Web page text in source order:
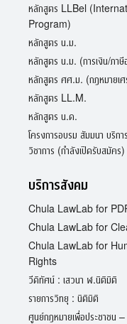
หลักสูตร LLBel
Program)
หลักสูตร น.ม.
หลักสูตร น.ม. (การเงิน/ภาษี
หลักสูตร ศศ.ม. (กฎหมายเ
หลักสูตร LL.M.
หลักสูตร น.ด.
โครงการอบรม สัมมนา บริการ
วิชาการ (กำลังเปิดรับสมัคร)
บริการสังคม
Chula LawLab for
Chula LawLab for
Chula LawLab for
Rights
วีดิทัศน์ : เสวนา ฬ.นิติมิติ
รายการวิทยุ : นิติมิติ
ศูนย์กฎหมายเพื่อประชาชน